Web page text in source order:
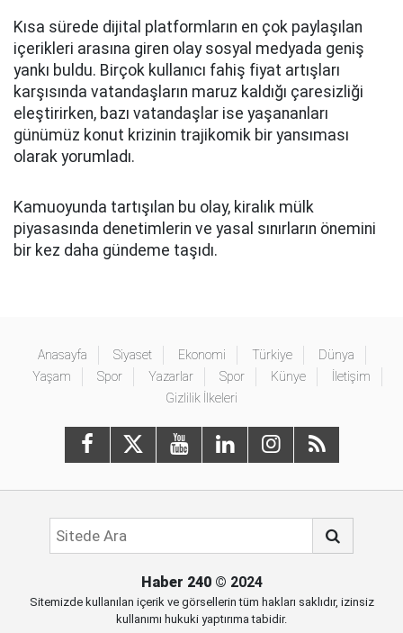
Kısa sürede dijital platformların en çok paylaşılan
içerikleri arasına giren olay sosyal medyada geniş
yankı buldu. Birçok kullanıcı fahiş fiyat artışları
karşısında vatandaşların maruz kaldığı çaresizliği
eleştirirken, bazı vatandaşlar ise yaşananları
günümüz konut krizinin trajikomik bir yansıması
olarak yorumladı.
Kamuoyunda tartışılan bu olay, kiralık mülk
piyasasında denetimlerin ve yasal sınırların önemini
bir kez daha gündeme taşıdı.
Anasayfa Siyaset Ekonomi Türkiye
Dünya
Yaşam
Spor Yazarlar Spor Künye
İletişim
Gizlilik İlkeleri
Haber 240© 2024
Sitemizde kullanılan içerik ve görsellerin tüm hakları saklıdır, izinsiz
kullanımı hukuki yaptırıma tabidir.